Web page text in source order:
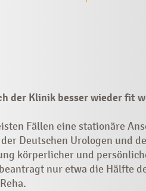
der Klinik besser wieder fit
Fällen eine stationäre
Deutschen Urologen und
körperlicher und
nur etwa die Hälfte